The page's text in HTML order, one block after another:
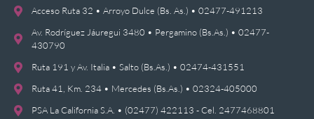
Acceso Ruta 32 • Arroyo Dulce (Bs. As.) • 02477-491213
Av. Rodríguez Jáuregui 3480 • Pergamino (Bs.As.) • 02477-
430790
Ruta 191 y Av. Italia • Salto (Bs.As.) • 02474-431551
Ruta 41, Km. 234 • Mercedes (Bs.As.) • 02324-405000
PSA La California S.A. • (02477) 422113 - Cel. 2477468801